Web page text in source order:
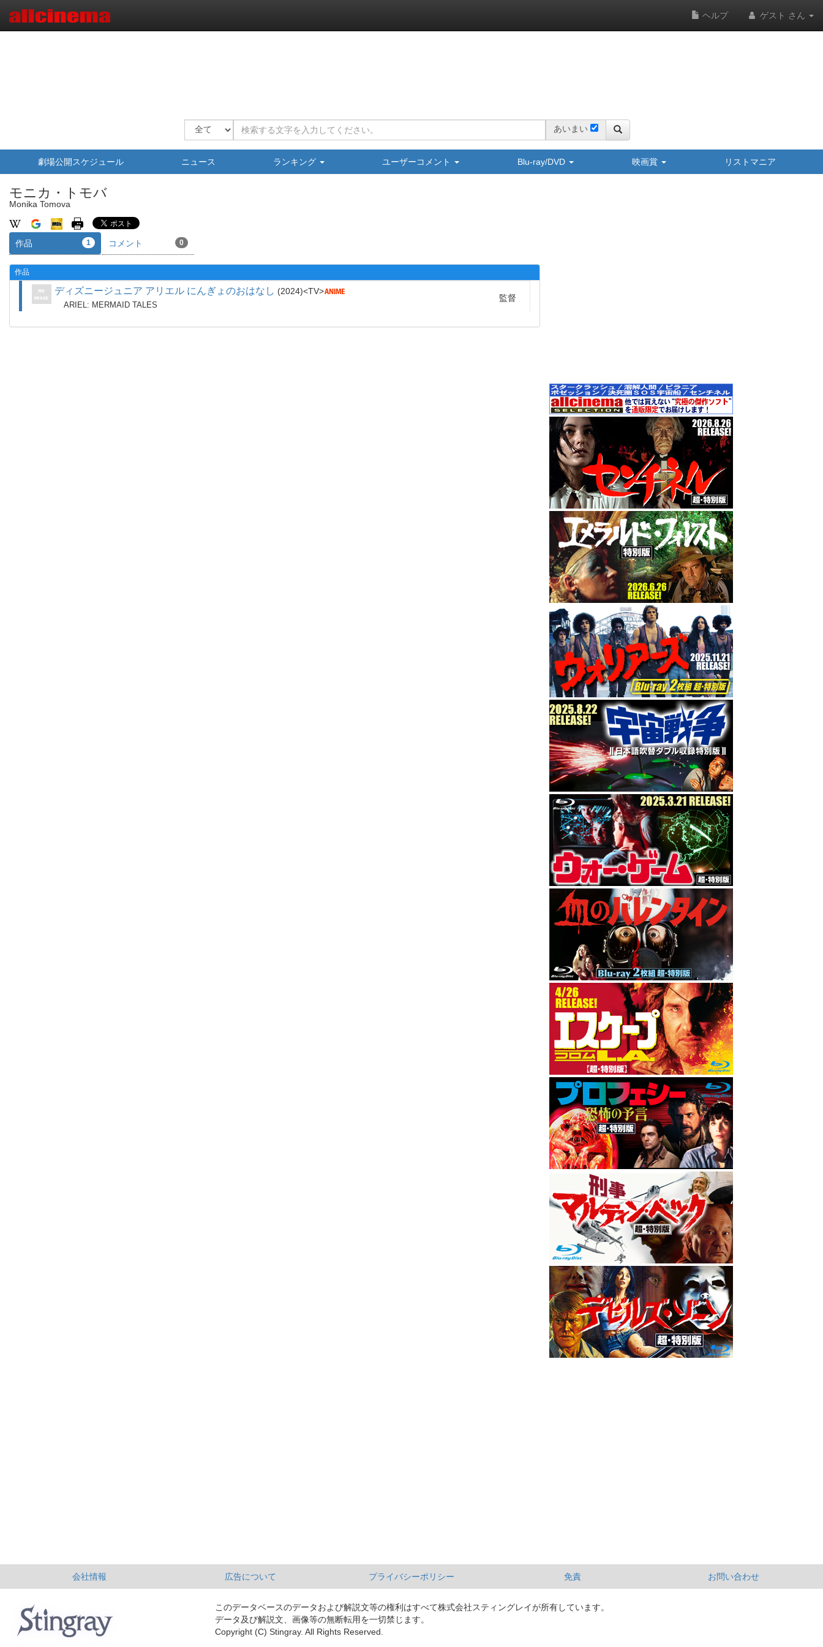
ヘルプ ゲスト さん
あいまい
劇場公開スケジュール ニュース ランキング ユーザーコメント Blu-ray/DVD 映画賞 リストマニア
モニカ・トモバ
Monika Tomova
作品 1 コメント 0
作品
ディズニージュニア アリエル にんぎょのおはなし 2024 TV
ARIEL: MERMAID TALES
監督
会社情報 広告について プライバシーポリシー 免責 お問い合わせ
このデータベースのデータおよび解説文等の権利はすべて株式会社スティングレイが所有しています。
データ及び解説文、画像等の無断転用を一切禁じます。
Copyright (C) Stingray. All Rights Reserved.